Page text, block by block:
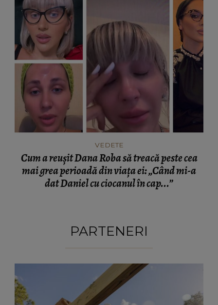
VEDETE
Cum a reușit Dana Roba să treacă peste cea
mai grea perioadă din viața ei: „Când mi-a
dat Daniel cu ciocanul în cap...”
PARTENERI